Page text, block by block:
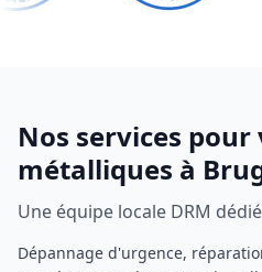
Nos services
métalliques à
Une équipe locale DRM
Dépannage d'urgence,